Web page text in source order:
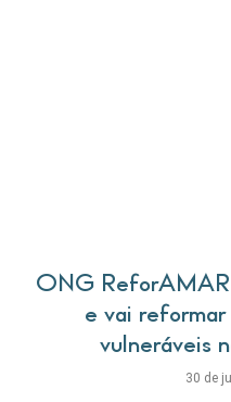
ONG
e vai
vulneráveis
30 de